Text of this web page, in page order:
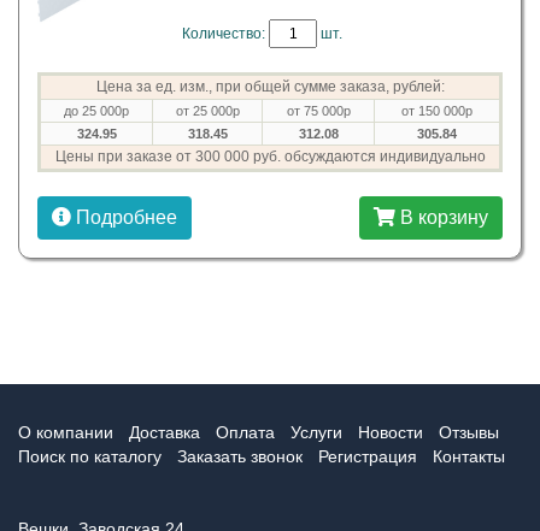
Количество: шт.
Цена за ед. изм., при общей сумме заказа, рублей:
до 25 000р от 25 000р от 75 000р
от 150 000р
324.95
318.45 312.08 305.84
Цены при заказе от 300 000 руб. обсуждаются индивидуально
Подробнее В корзину
О компании Доставка Оплата Услуги Новости
Отзывы
Поиск по каталогу
Заказать звонок Регистрация Контакты